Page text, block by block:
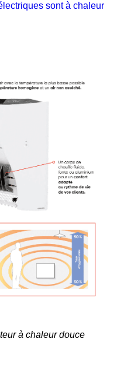
sont à chaleur
à chaleur douce